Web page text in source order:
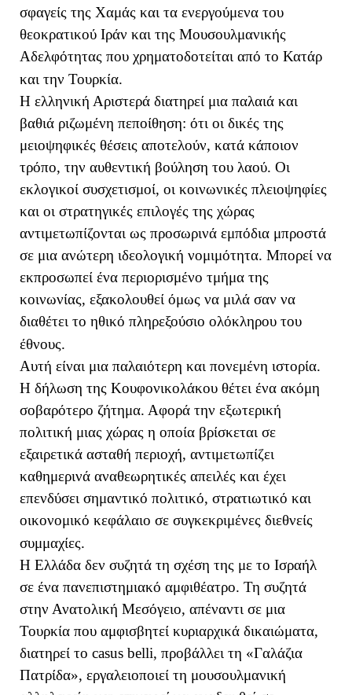
σφαγείς της Χαμάς και τα ενεργούμενα του
θεοκρατικού Ιράν και της Μουσουλμανικής
Αδελφότητας που χρηματοδοτείται από το Κατάρ
και την Τουρκία.
Η ελληνική Αριστερά διατηρεί μια παλαιά και
βαθιά ριζωμένη πεποίθηση: ότι οι δικές της
μειοψηφικές θέσεις αποτελούν, κατά κάποιον
τρόπο, την αυθεντική βούληση του λαού. Οι
εκλογικοί συσχετισμοί, οι κοινωνικές πλειοψηφίες
και οι στρατηγικές επιλογές της χώρας
αντιμετωπίζονται ως προσωρινά εμπόδια μπροστά
σε μια ανώτερη ιδεολογική νομιμότητα. Μπορεί να
εκπροσωπεί ένα περιορισμένο τμήμα της
κοινωνίας, εξακολουθεί όμως να μιλά σαν να
διαθέτει το ηθικό πληρεξούσιο ολόκληρου του
έθνους.
Αυτή είναι μια παλαιότερη και πονεμένη ιστορία.
Η δήλωση της Κουφονικολάκου θέτει ένα ακόμη
σοβαρότερο ζήτημα. Αφορά την εξωτερική
πολιτική μιας χώρας η οποία βρίσκεται σε
εξαιρετικά ασταθή περιοχή, αντιμετωπίζει
καθημερινά αναθεωρητικές απειλές και έχει
επενδύσει σημαντικό πολιτικό, στρατιωτικό και
οικονομικό κεφάλαιο σε συγκεκριμένες διεθνείς
συμμαχίες.
Η Ελλάδα δεν συζητά τη σχέση της με το Ισραήλ
σε ένα πανεπιστημιακό αμφιθέατρο. Τη συζητά
στην Ανατολική Μεσόγειο, απέναντι σε μια
Τουρκία που αμφισβητεί κυριαρχικά δικαιώματα,
διατηρεί το casus belli, προβάλλει τη «Γαλάζια
Πατρίδα», εργαλειοποιεί τη μουσουλμανική